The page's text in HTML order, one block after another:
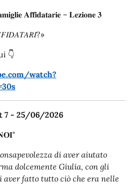
𝐀𝐟𝐟𝐢𝐝𝐚𝐭𝐚𝐫𝐢𝐞 – 𝐋𝐞𝐳𝐢𝐨𝐧𝐞 𝟑
👇
watch?
7 - 25/06/2026
di aver aiutato
dolcemente Giulia, con gli
fatto tutto ciò che era nelle